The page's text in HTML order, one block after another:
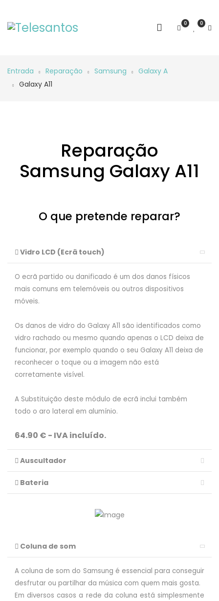
0 0
Entrada Reparação Samsung
Galaxy A
Galaxy A11
Reparação
Samsung Galaxy A11
O que pretende reparar?
Vidro LCD (Ecrã touch)
O ecrã partido ou danificado é um dos danos físicos
mais comuns em telemóveis ou outros dispositivos
móveis.
Os danos de vidro do Galaxy A11 são identificados como
vidro rachado ou mesmo quando apenas o LCD deixa de
funcionar, por exemplo quando o seu Galaxy A11 deixa de
reconhecer o toque ou a imagem não está
corretamente visível.
A Substituição deste módulo de ecrã inclui também
todo o aro lateral em alumínio.
64.90 € - IVA incluído.
Auscultador
Bateria
Coluna de som
A coluna de som do Samsung é essencial para conseguir
desfrutar ou partilhar da música com quem mais gosta.
Em diversos casos a rede da coluna está simplesmente